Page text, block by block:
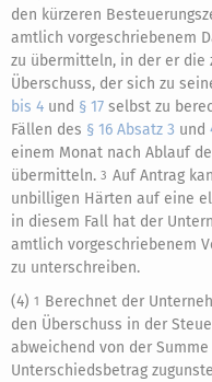
den kürzeren
amtlich vorgeschriebenem
zu übermitteln, in der er die
Überschuss, der sich zu
bis 4 und § 17 selbst zu
Fällen des § 16 Absatz 3 und
einem Monat nach Ablauf
übermitteln. 3 Auf Antrag
unbilligen Härten auf eine
in diesem Fall hat der
amtlich vorgeschriebenem
zu unterschreiben.
(4) 1
Berechnet der
den Überschuss in der
abweichend von der
Unterschiedsbetrag